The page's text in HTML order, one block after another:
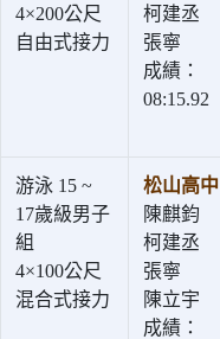
4×200公尺
自由式接力
柯建丞
張寧
成績：
08:15.92
游泳 15 ~
17歲級男子
組
4×100公尺
混合式接力
松山高中
陳麒鈞
柯建丞
張寧
陳立宇
成績：